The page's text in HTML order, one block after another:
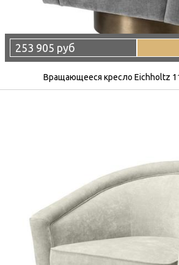
253 905 руб
Вращающееся кресло Eichholtz